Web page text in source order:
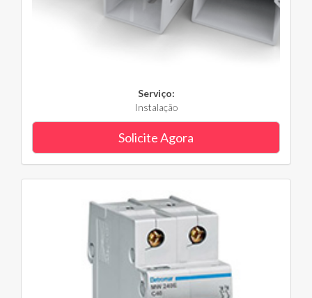
Serviço:
Instalação
Solicite Agora